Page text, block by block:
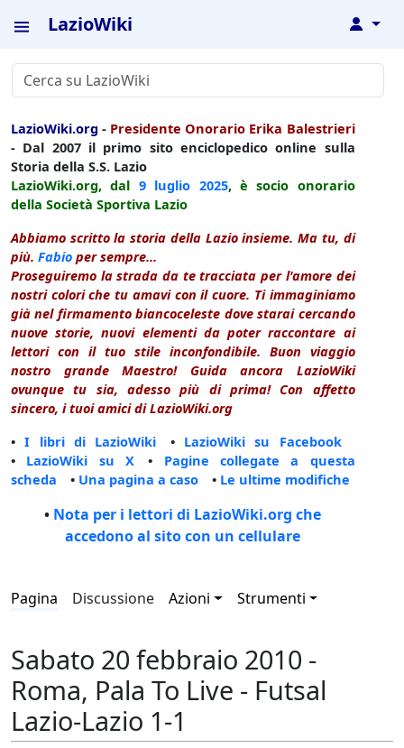
LazioWiki ↓
LazioWiki.org - Presidente Onorario Erika Balestrieri
- Dal 2007 il primo sito enciclopedico online sulla
Storia della S.S. Lazio
LazioWiki.org, dal 9 luglio 2025, è socio onorario
della Società Sportiva Lazio
Abbiamo scritto la storia della Lazio insieme. Ma tu, di
più. Fabio per sempre...
Proseguiremo la strada da te tracciata per l'amore dei
nostri colori che tu amavi con il cuore. Ti immaginiamo
già nel firmamento biancoceleste dove starai cercando
nuove storie, nuovi elementi da poter raccontare ai
lettori con il tuo stile inconfondibile. Buon viaggio
nostro grande Maestro! Guida ancora LazioWiki
ovunque tu sia, adesso più di prima! Con affetto
sincero, i tuoi amici di LazioWiki.org
•I libri di LazioWiki • LazioWiki su Facebook
• LazioWiki su X • Pagine collegate a questa
scheda • Una pagina a caso • Le ultime modifiche
• Nota per i lettori di LazioWiki.org che
accedono al sito con un cellulare
Pagina Discussione Azioni Strumenti
Sabato 20 febbraio 2010 -
Roma, Pala To Live - Futsal
Lazio-Lazio 1-1